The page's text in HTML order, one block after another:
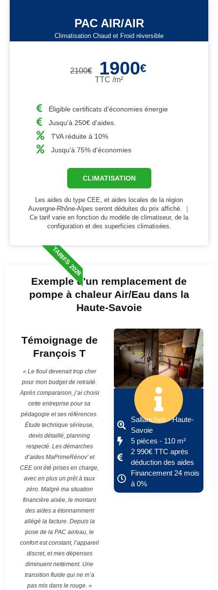
PAC AIR/AIR
Climatisation Chaud et Froid réversible
2100€ 1900€
TTC /m²
Éligible certificats d'économies énergie
Jusqu'à 250€ d'aides.
TVA réduite à 10%
Jusqu'à 75% d'économies
CLIMATISATION
Les aides du type CEE, et aides locales de la région
Auvergne-Rhône-Alpes seront déduites du prix affiché. ｜
Ce tarif varie en fonction du modèle de climatiseur, de la
configuration et des superficies climatisées.
TARIFS 2026
Exemple d'un remplacement de
pompe à chaleur Air/Eau dans la
Haute-Savoie
Témoignage de
François T
« Le fioul devenait trop cher
pour mon budget de retraité.
Après comparaison, j’ai choisi
cette entreprise pour sa
pédagogie et ses références.
Étude technique sérieuse,
devis détaillé, planning
respecté. Les démarches
d’aides MaPrimeRénov’ et
CEE ont été prises en charge,
avec en plus un prêt à taux
zéro. Malgré ma situation
financière aisée, le montant
des aides a étonnamment
allégé la facture. Depuis la
pose de la PAC air/eau, le
confort est constant, l’appareil
discret, et mes dépenses
diminuent nettement. Une
transition fluide qui ne m’a
pas mis dans le rouge. »
Sallanches - Haute-
Savoie
5 pièces - 110 m²
2 990€ TTC après
déduction des aides
Financement 24 mois
à 0%